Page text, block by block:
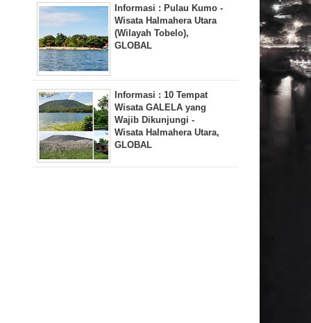
Informasi : Pulau Kumo -
Wisata Halmahera Utara
(Wilayah Tobelo),
GLOBAL
Informasi : 10 Tempat
Wisata GALELA yang
Wajib Dikunjungi -
Wisata Halmahera Utara,
GLOBAL